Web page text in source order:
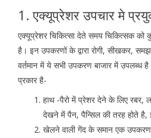
1. एक्यूप्रेशर उपचार मे
एक्यूप्रेशर चिकित्सा देते समय चिकित्सक को
है। इन उपकरणों के द्वारा रोगी, सीखकर,
वर्तमान में ये सभी उपकरण बाजार में
प्रकार है-
हाथ -पैरो में प्रेशर देने के लिए
देखने में पैन, पैन्सिल की तरह होते है,
खेलने वाली गेंद के समान एक उपकरण